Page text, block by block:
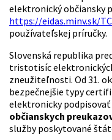
elektronický občiansky
https://eidas.minv.sk/
používateľskej príručky.
Slovenská republika
tristotisíc
zneužiteľnosti. Od 31.
bezpečnejšie typy
elektronicky podpisovať
občianskych
služby poskytované